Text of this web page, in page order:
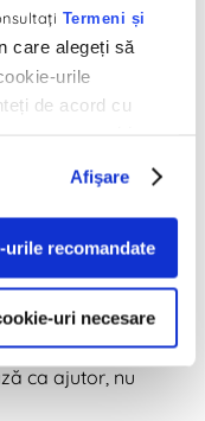
Termeni și
care alegeți să
urile
de acord cu
Afişare
urile recomandate
uri necesare
pentru
de
e „old-
timp, organizează
reală.
lista de email
ca ajutor, nu